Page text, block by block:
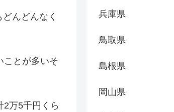
んどんなく
ことが多いそ
2万5千円くら
兵庫県
鳥取県
島根県
岡山県